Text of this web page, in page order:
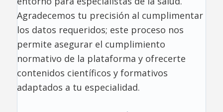
Agradecemos tu precisión al cumplimentar
los datos requeridos; este proceso nos
permite asegurar el cumplimiento
normativo de la plataforma y ofrecerte
contenidos científicos y formativos
adaptados a tu especialidad.